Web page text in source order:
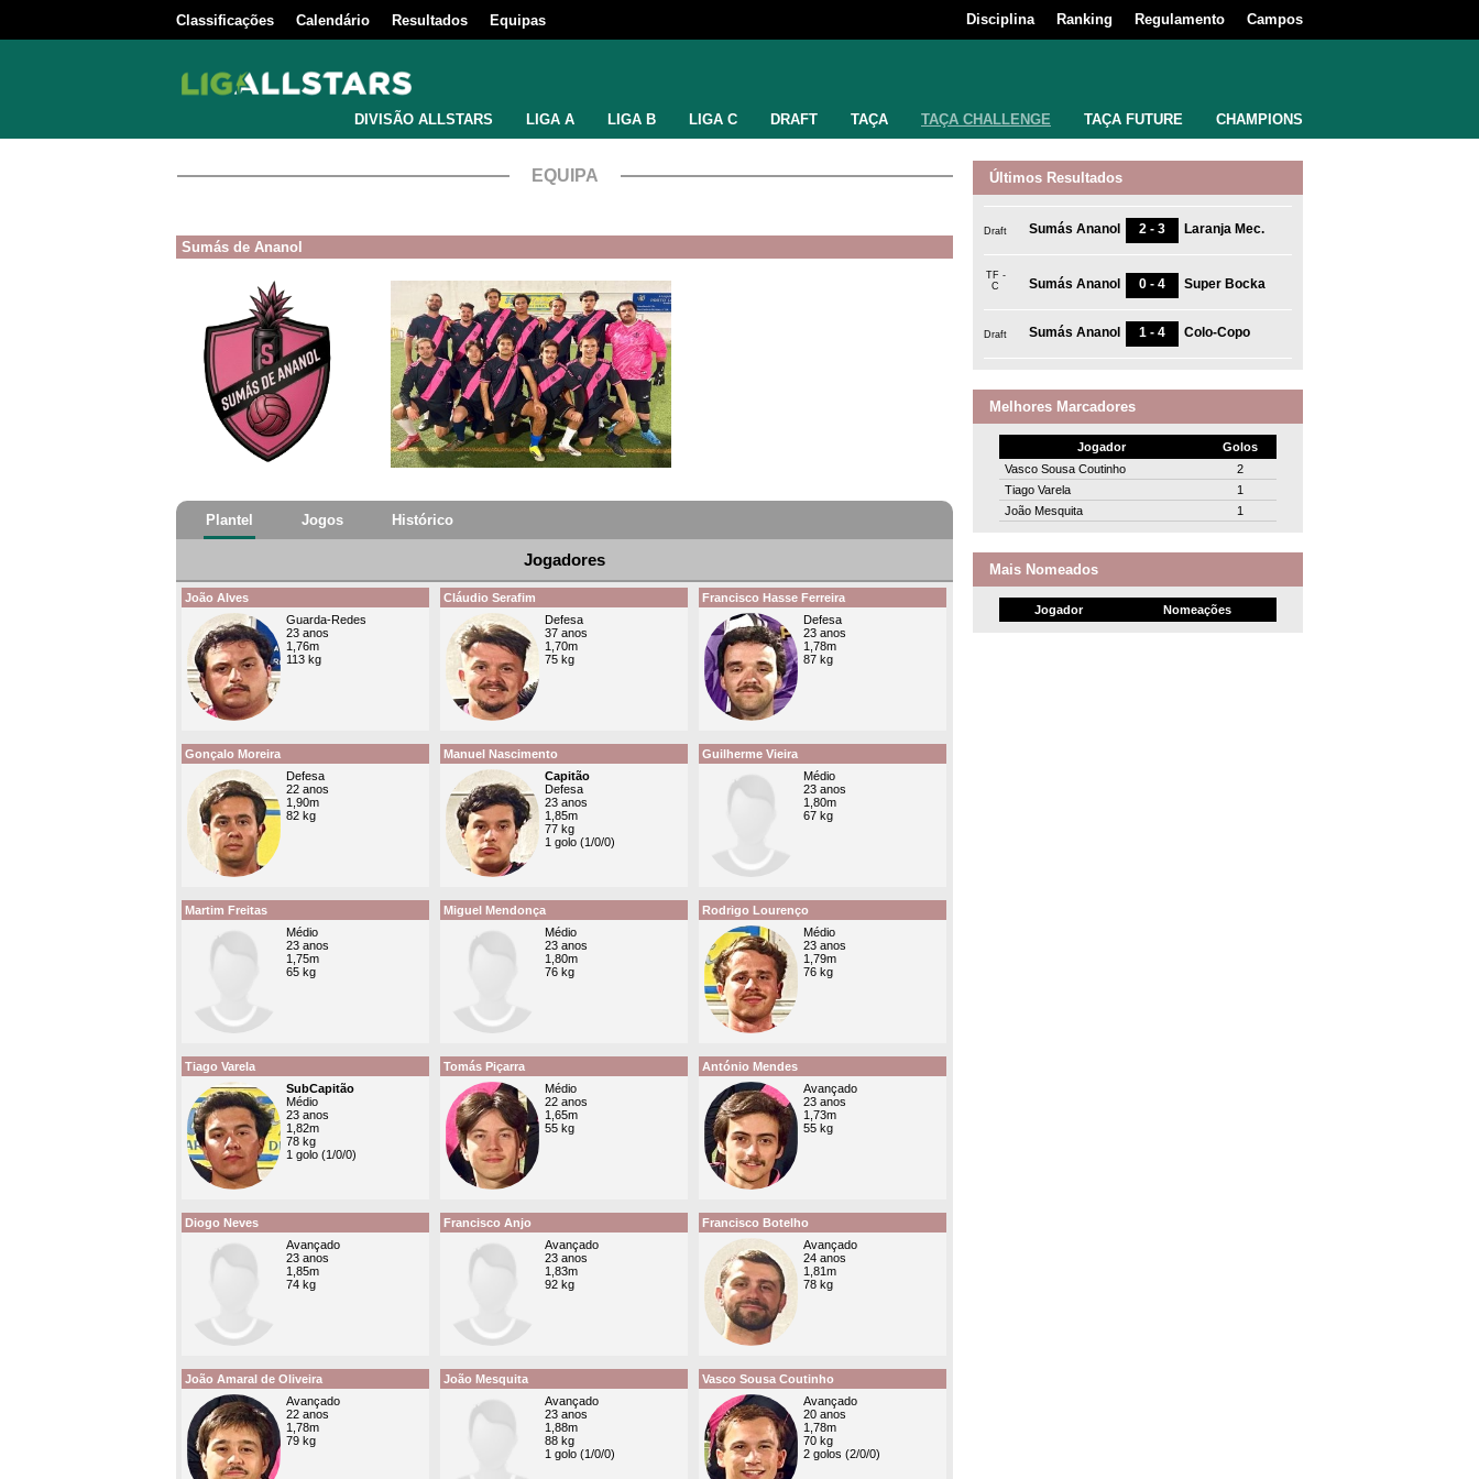
Classificações Calendário Resultados Equipas Disciplina Ranking Regulamento Campos
DIVISÃO ALLSTARS LIGA A LIGA B LIGA C DRAFT TAÇA TAÇA CHALLENGE TAÇA FUTURE CHAMPIONS
EQUIPA
Sumás de Ananol
Plantel Jogos Histórico
Jogadores
João Alves
Guarda-Redes
23 anos
1,76m
113 kg
Cláudio Serafim
Defesa
37 anos
1,70m
75 kg
Francisco Hasse Ferreira
Defesa
23 anos
1,78m
87 kg
Gonçalo Moreira
Defesa
22 anos
1,90m
82 kg
Manuel Nascimento
Capitão
Defesa
23 anos
1,85m
77 kg
1 golo (1/0/0)
Guilherme Vieira
Médio
23 anos
1,80m
67 kg
Martim Freitas
Médio
23 anos
1,75m
65 kg
Miguel Mendonça
Médio
23 anos
1,80m
76 kg
Rodrigo Lourenço
Médio
23 anos
1,79m
76 kg
Tiago Varela
SubCapitão
Médio
23 anos
1,82m
78 kg
1 golo (1/0/0)
Tomás Piçarra
Médio
22 anos
1,65m
55 kg
António Mendes
Avançado
23 anos
1,73m
55 kg
Diogo Neves
Avançado
23 anos
1,85m
74 kg
Francisco Anjo
Avançado
23 anos
1,83m
92 kg
Francisco Botelho
Avançado
24 anos
1,81m
78 kg
João Amaral de Oliveira
Avançado
22 anos
1,78m
79 kg
João Mesquita
Avançado
23 anos
1,88m
88 kg
1 golo (1/0/0)
Vasco Sousa Coutinho
Avançado
20 anos
1,78m
70 kg
2 golos (2/0/0)
Últimos Resultados
Draft Sumás Ananol 2 - 3 Laranja Mec.
TF -
C
Sumás Ananol 0 - 4 Super Bocka
Draft Sumás Ananol 1 - 4 Colo-Copo
Melhores Marcadores
Jogador
Golos
Vasco Sousa Coutinho
2
Tiago Varela
1
João Mesquita
1
Mais Nomeados
Jogador Nomeações